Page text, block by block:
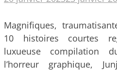
Magnifiques,
10 histoires courtes
luxueuse compilation
l’horreur graphique,